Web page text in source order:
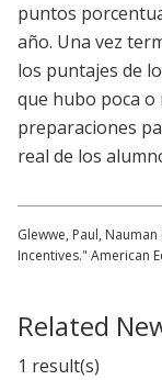
puntos
año. Una vez
los puntajes de
que hubo poca o
preparaciones
real de los
Glewwe, Paul,
Incentives." American
Related
1 result(s)